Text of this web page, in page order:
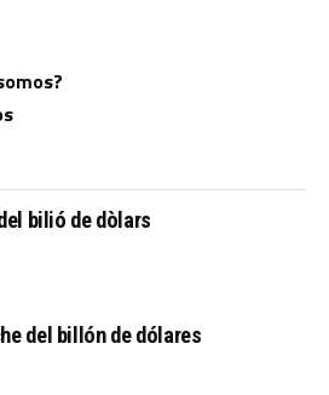
bilió de dòlars
del billón de dólares